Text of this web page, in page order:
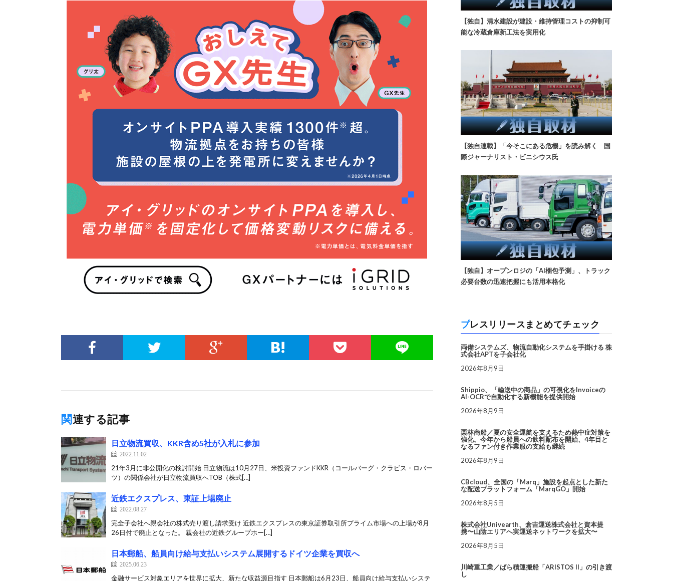
関連する記事
日立物流買収、KKR含め5社が入札に参加
2022.11.02
21年3月に非公開化の検討開始 日立物流は10月27日、米投資ファンドKKR（コールバーグ・クラビス・ロバー
ツ）の関係会社が日立物流買収へTOB（株式[…]
近鉄エクスプレス、東証上場廃止
2022.08.27
完全子会社へ親会社の株式売り渡し請求受け 近鉄エクスプレスの東京証券取引所プライム市場への上場が8月
26日付で廃止となった。 親会社の近鉄グループホー[…]
日本郵船、船員向け給与支払いシステム展開するドイツ企業を買収へ
2025.06.23
金融サービス対象エリアを世界に拡大、新たな収益源目指す 日本郵船は6月23日、船員向け給与支払いシステ
【独自】清水建設が建設・維持管理コストの抑制可
能な冷蔵倉庫新工法を実用化
【独自連載】「今そこにある危機」を読み解く 国
際ジャーナリスト・ビニシウス氏
【独自】オープンロジの「AI梱包予測」、トラック
必要台数の迅速把握にも活用本格化
プレスリリースまとめてチェック
両備システムズ、物流自動化システムを手掛ける 株
式会社APTを子会社化
2026年8月9日
Shippio、「輸送中の商品」の可視化をInvoiceの
AI-OCRで自動化する新機能を提供開始
2026年8月9日
栗林商船／夏の安全運航を支えるため熱中症対策を
強化。今年から船員への飲料配布を開始、4年目と
なるファン付き作業服の支給も継続
2026年8月9日
CBcloud、全国の「Marq」施設を起点とした新た
な配送プラットフォーム「MarqGO」開始
2026年8月5日
株式会社Univearth、倉吉運送株式会社と資本提
携〜山陰エリアへ実運送ネットワークを拡大〜
2026年8月5日
川崎重工業／ばら積運搬船「ARISTOS II」の引き渡
し